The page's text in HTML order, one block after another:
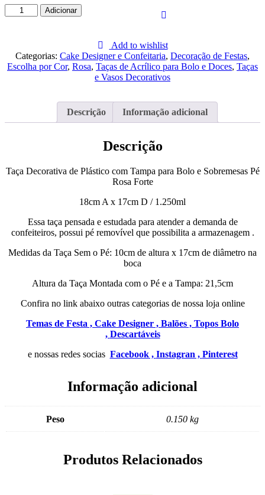
Quantidade
de
Plástico
com
Tampa
Adicionar
Add to wishlist
Categorias: Cake Designer e Confeitaria, Decoração de Festas,
Escolha por Cor, Rosa, Taças de Acrílico para Bolo e Doces, Taças
e Vasos Decorativos
Descrição Informação adicional
Descrição
Taça Decorativa de Plástico com Tampa para Bolo e Sobremesas Pé
Rosa Forte
18cm A x 17cm D / 1.250ml
Essa taça pensada e estudada para atender a demanda de
confeiteiros, possui pé removível que possibilita a armazenagem .
Medidas da Taça Sem o Pé: 10cm de altura x 17cm de diâmetro na
boca
Altura da Taça Montada com o Pé e a Tampa: 21,5cm
Confira no link abaixo outras categorias de nossa loja online
Temas de Festa , Cake Designer , Balões , Topos Bolo
, Descartáveis
e nossas redes socias Facebook , Instagran , Pinterest
Informação adicional
Peso 0.150 kg
Produtos Relacionados